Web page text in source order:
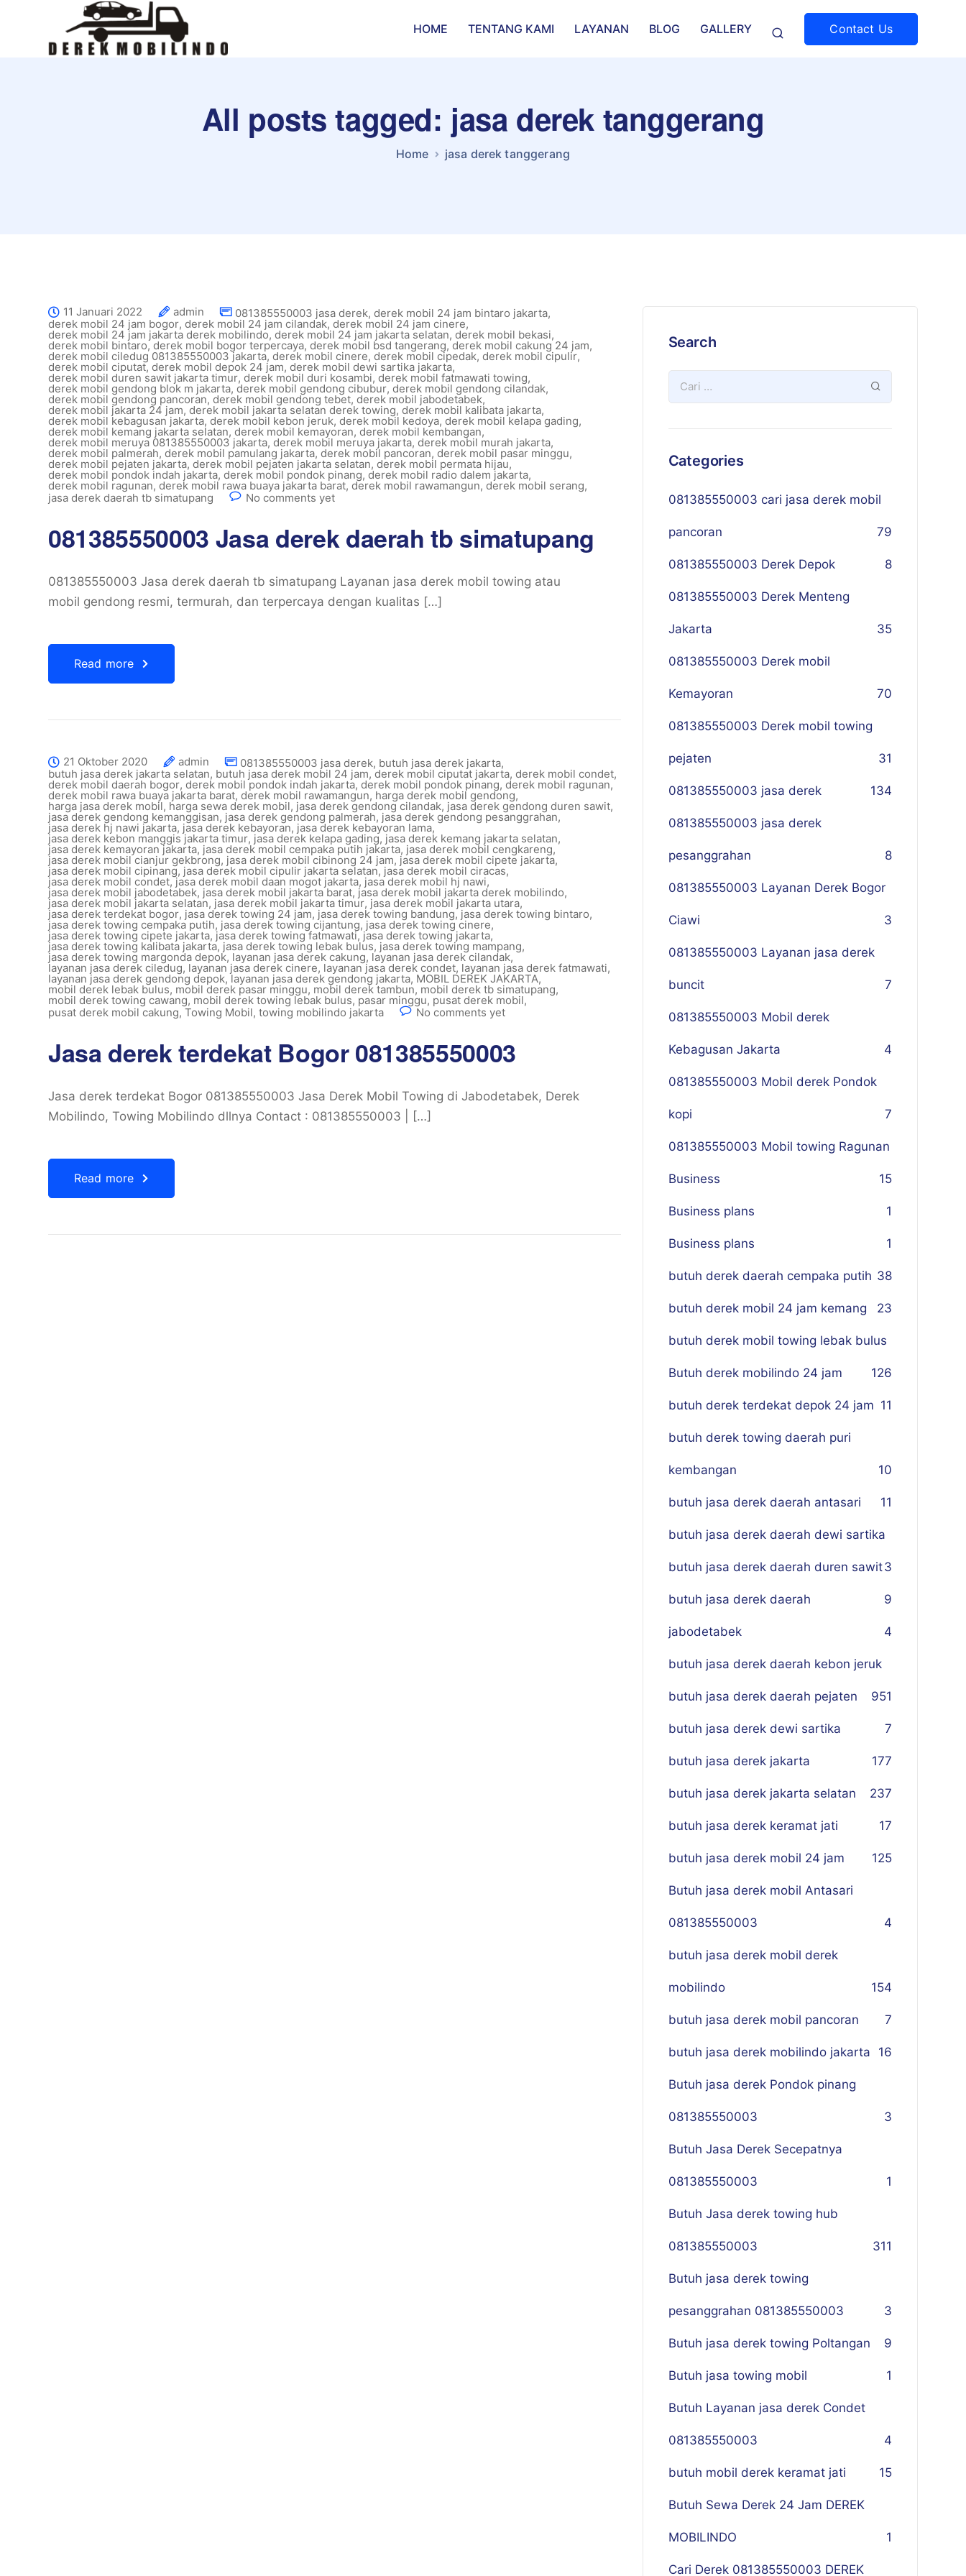
HOME TENTANG KAMI LAYANAN BLOG GALLERY Contact Us
All posts tagged: jasa derek tanggerang
Home jasa derek tanggerang
11 Januari 2022 admin 081385550003 jasa derek, derek mobil 24 jam bintaro jakarta,
derek mobil 24 jam bogor, derek mobil 24 jam cilandak, derek mobil 24 jam cinere,
derek mobil 24 jam jakarta derek mobilindo, derek mobil 24 jam jakarta selatan, derek mobil bekasi,
derek mobil bintaro, derek mobil bogor terpercaya, derek mobil bsd tangerang,derek mobil cakung 24 jam,
derek mobil ciledug 081385550003 jakarta, derek mobil cinere, derek mobil cipedak, derek mobil cipulir,
derek mobil ciputat, derek mobil depok 24 jam, derek mobil dewi sartika jakarta,
derek mobil duren sawit jakarta timur, derek mobil duri kosambi, derek mobil fatmawati towing,
derek mobil gendong blok m jakarta, derek mobil gendong cibubur, derek mobil gendong cilandak,
derek mobil gendong pancoran, derek mobil gendong tebet, derek mobil jabodetabek,
derek mobil jakarta 24 jam, derek mobil jakarta selatan derek towing, derek mobil kalibata jakarta,
derek mobil kebagusan jakarta, derek mobil kebon jeruk, derek mobil kedoya, derek mobil kelapa gading,
derek mobil kemang jakarta selatan, derek mobil kemayoran, derek mobil kembangan,
derek mobil meruya 081385550003 jakarta, derek mobil meruya jakarta, derek mobil murah jakarta,
derek mobil palmerah, derek mobil pamulang jakarta, derek mobil pancoran, derek mobil pasar minggu,
derek mobil pejaten jakarta, derek mobil pejaten jakarta selatan, derek mobil permata hijau,
derek mobil pondok indah jakarta, derek mobil pondok pinang, derek mobil radio dalem jakarta,
derek mobil ragunan, derek mobil rawa buaya jakarta barat, derek mobil rawamangun, derek mobil serang,
jasa derek daerah tb simatupang
No comments yet
081385550003 Jasa derek daerah tb simatupang
081385550003 Jasa derek daerah tb simatupang Layanan jasa derek mobil towing atau
mobil gendong resmi, termurah, dan terpercaya dengan kualitas […]
Read more
21 Oktober 2020 admin 081385550003 jasa derek, butuh jasa derek jakarta,
butuh jasa derek jakarta selatan, butuh jasa derek mobil 24 jam,derek mobil ciputat jakarta, derek mobil condet,
derek mobil daerah bogor, derek mobil pondok indah jakarta, derek mobil pondok pinang, derek mobil ragunan,
derek mobil rawa buaya jakarta barat, derek mobil rawamangun, harga derek mobil gendong,
harga jasa derek mobil, harga sewa derek mobil, jasa derek gendong cilandak, jasa derek gendong duren sawit,
jasa derek gendong kemanggisan, jasa derek gendong palmerah, jasa derek gendong pesanggrahan,
jasa derek hj nawi jakarta, jasa derek kebayoran, jasa derek kebayoran lama,
jasa derek kebon manggis jakarta timur, jasa derek kelapa gading, jasa derek kemang jakarta selatan,
jasa derek kemayoran jakarta, jasa derek mobil cempaka putih jakarta, jasa derek mobil cengkareng,
jasa derek mobil cianjur gekbrong, jasa derek mobil cibinong 24 jam, jasa derek mobil cipete jakarta,
jasa derek mobil cipinang, jasa derek mobil cipulir jakarta selatan, jasa derek mobil ciracas,
jasa derek mobil condet,jasa derek mobil daan mogot jakarta, jasa derek mobil hj nawi,
jasa derek mobil jabodetabek, jasa derek mobil jakarta barat, jasa derek mobil jakarta derek mobilindo,
jasa derek mobil jakarta selatan, jasa derek mobil jakarta timur, jasa derek mobil jakarta utara,
jasa derek terdekat bogor, jasa derek towing 24 jam, jasa derek towing bandung, jasa derek towing bintaro,
jasa derek towing cempaka putih, jasa derek towing cijantung, jasa derek towing cinere,
jasa derek towing cipete jakarta, jasa derek towing fatmawati,jasa derek towing jakarta,
jasa derek towing kalibata jakarta, jasa derek towing lebak bulus, jasa derek towing mampang,
jasa derek towing margonda depok, layanan jasa derek cakung, layanan jasa derek cilandak,
layanan jasa derek ciledug, layanan jasa derek cinere, layanan jasa derek condet, layanan jasa derek fatmawati,
layanan jasa derek gendong depok,layanan jasa derek gendong jakarta, MOBIL DEREK JAKARTA,
mobil derek lebak bulus, mobil derek pasar minggu, mobil derek tambun, mobil derek tb simatupang,
mobil derek towing cawang, mobil derek towing lebak bulus, pasar minggu, pusat derek mobil,
pusat derek mobil cakung, Towing Mobil, towing mobilindo jakarta No comments yet
Jasa derek terdekat Bogor 081385550003
Jasa derek terdekat Bogor 081385550003 Jasa Derek Mobil Towing di Jabodetabek, Derek
Mobilindo, Towing Mobilindo dllnya Contact : 081385550003 | […]
Read more
Search
Categories
081385550003 cari jasa derek mobil
pancoran 79
081385550003 Derek Depok 8
081385550003 Derek Menteng
Jakarta 35
081385550003 Derek mobil
Kemayoran 70
081385550003 Derek mobil towing
pejaten 31
081385550003 jasa derek 134
081385550003 jasa derek
pesanggrahan 8
081385550003 Layanan Derek Bogor
Ciawi 3
081385550003 Layanan jasa derek
buncit 7
081385550003 Mobil derek
Kebagusan Jakarta 4
081385550003 Mobil derek Pondok
kopi 7
081385550003 Mobil towing Ragunan
5
Business 1
Business plans 1
Business plans 1
butuh derek daerah cempaka putih 38
butuh derek mobil 24 jam kemang 23
butuh derek mobil towing lebak bulus
26
Butuh derek mobilindo 24 jam 1
butuh derek terdekat depok 24 jam 11
butuh derek towing daerah puri
kembangan 10
butuh jasa derek daerah antasari 11
butuh jasa derek daerah dewi sartika
3
butuh jasa derek daerah duren sawit
9
butuh jasa derek daerah
jabodetabek 4
butuh jasa derek daerah kebon jeruk
51
butuh jasa derek daerah pejaten 9
butuh jasa derek dewi sartika 7
butuh jasa derek jakarta 177
butuh jasa derek jakarta selatan 237
butuh jasa derek keramat jati 17
butuh jasa derek mobil 24 jam 125
Butuh jasa derek mobil Antasari
081385550003 4
butuh jasa derek mobil derek
mobilindo 154
butuh jasa derek mobil pancoran 7
butuh jasa derek mobilindo jakarta 16
Butuh jasa derek Pondok pinang
081385550003 3
Butuh Jasa Derek Secepatnya
081385550003 1
Butuh Jasa derek towing hub
081385550003 311
Butuh jasa derek towing
pesanggrahan 081385550003 3
Butuh jasa derek towing Poltangan 9
Butuh jasa towing mobil 1
Butuh Layanan jasa derek Condet
081385550003 4
butuh mobil derek keramat jati 15
Butuh Sewa Derek 24 Jam DEREK
MOBILINDO 1
Cari Derek 081385550003 DEREK